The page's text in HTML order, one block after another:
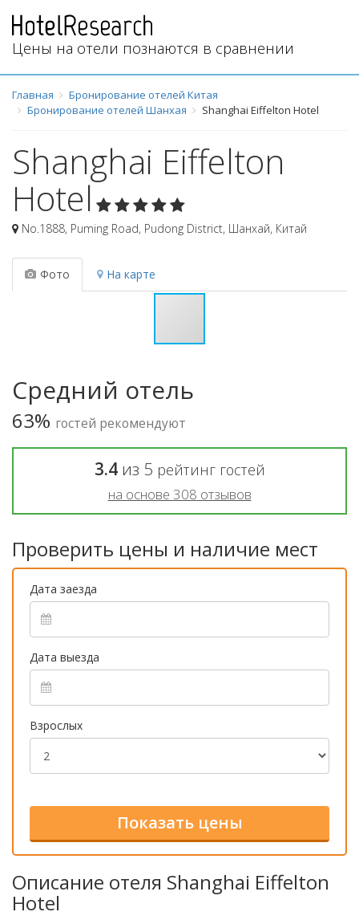
Цены на отели познаются в сравнении
Главная
Бронирование отелей Китая
Бронирование отелей Шанхая
Shanghai Eiffelton Hotel
Shanghai Eiffelton
Hotel
No.1888, Puming Road, Pudong District, Шанхай, Китай
Фото На карте
Средний отель
63% гостей рекомендуют
3.4из 5 рейтинг гостей
на основе 308 отзывов
Проверить цены и наличие мест
Дата заезда
Дата выезда
Взрослых
Описание отеля Shanghai Eiffelton
Hotel